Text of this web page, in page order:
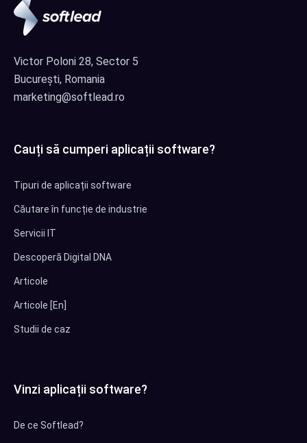
Victor Poloni 28, Sector 5
București, Romania
marketing@softlead.ro
Cauți să cumperi aplicații software?
Tipuri de aplicații software
Căutare în funcție de industrie
Servicii IT
Descoperă Digital DNA
Articole
Articole [En]
Studii de caz
Vinzi aplicații software?
De ce Softlead?